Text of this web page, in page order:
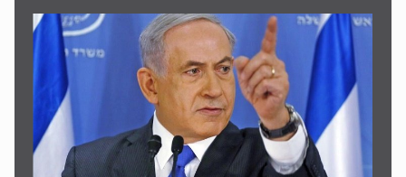
Rusiya Azərbaycan vətədaşlarını deport etdi
5 Avqust 11:53